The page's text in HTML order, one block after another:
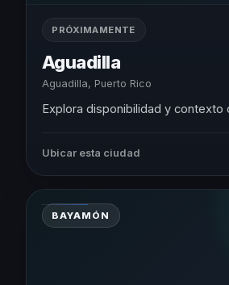
PRÓXIMAMENTE
Aguadilla
Aguadilla, Puerto Rico
Explora disponibilidad y
Ubicar esta ciudad
BAYAMÓN